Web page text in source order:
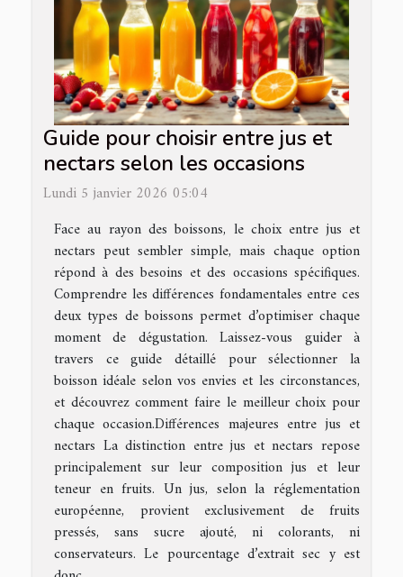
Guide pour choisir entre jus et
nectars selon les occasions
Lundi 5 janvier 2026 05:04
Face au rayon des boissons, le choix entre jus et
nectars peut sembler simple, mais chaque option
répond à des besoins et des occasions spécifiques.
Comprendre les différences fondamentales entre ces
deux types de boissons permet d’optimiser chaque
moment de dégustation. Laissez-vous guider à
travers ce guide détaillé pour sélectionner la
boisson idéale selon vos envies et les circonstances,
et découvrez comment faire le meilleur choix pour
chaque occasion.Différences majeures entre jus et
nectars La distinction entre jus et nectars repose
principalement sur leur composition jus et leur
teneur en fruits. Un jus, selon la réglementation
européenne, provient exclusivement de fruits
pressés, sans sucre ajouté, ni colorants, ni
conservateurs. Le pourcentage d’extrait sec y est